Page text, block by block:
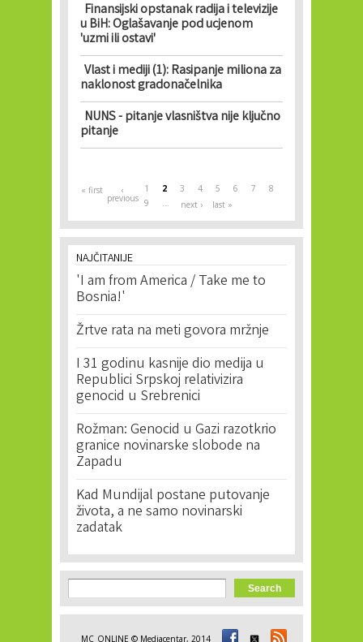
Finansijski opstanak radija i televizije
u BiH: Oglašavanje pod ucjenom
'uzmi ili ostavi'
Vlast i mediji (1): Rasipanje miliona za
naklonost gradonačelnika
NUNS - pitanje vlasništva nije ključno
pitanje
Pages
« first ‹
previous
1 2 3 4 5 6 7
8
9
… next › last »
NAJČITANIJE
'I am from America / Take me to
Bosnia!'
Žrtve rata na meti govora mržnje
I 31 godinu kasnije dio medija u
Republici Srpskoj relativizira
genocid u Srebrenici
Rožman: Genocid u Gazi razotkrio
granice novinarske slobode na
Zapadu
Kad Mundijal postane putovanje
života, a ne samo novinarski
zadatak
Search form
Search
MC_ONLINE © Mediacentar, 2014